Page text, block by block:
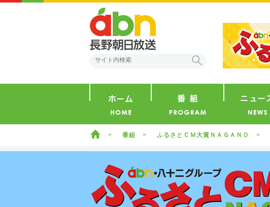
ホーム 番組 ふるさとＣＭ大賞ＮＡＧＡＮＯ